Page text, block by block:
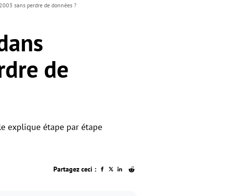
sans perdre de données ?
de
explique étape par étape
Partagez ceci :